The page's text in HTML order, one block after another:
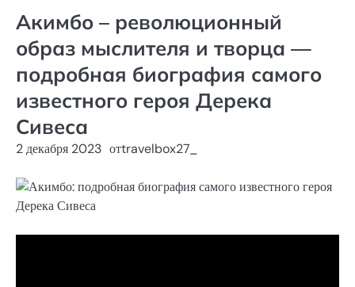
Акимбо – революционный
образ мыслителя и творца —
подробная биография самого
известного героя Дерека
Сивеса
2 декабря 2023 отtravelbox27_